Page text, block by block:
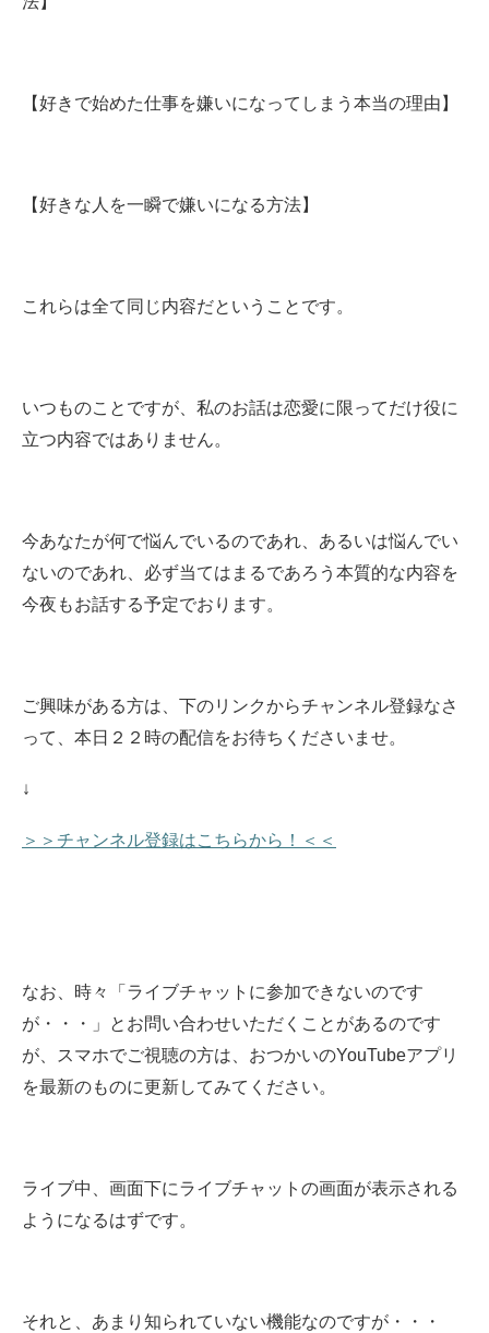
【好きで始めた仕事を嫌いになってしまう本当の理由】
【好きな人を一瞬で嫌いになる方法】
これらは全て同じ内容だということです。
いつものことですが、私のお話は恋愛に限ってだけ役に
立つ内容ではありません。
今あなたが何で悩んでいるのであれ、あるいは悩んでい
ないのであれ、必ず当てはまるであろう本質的な内容を
今夜もお話する予定でおります。
ご興味がある方は、下のリンクからチャンネル登録なさ
って、本日２２時の配信をお待ちくださいませ。
↓
＞＞チャンネル登録はこちらから！＜＜
なお、時々「ライブチャットに参加できないのです
が・・・」とお問い合わせいただくことがあるのです
が、スマホでご視聴の方は、おつかいのYouTubeアプリ
を最新のものに更新してみてください。
ライブ中、画面下にライブチャットの画面が表示される
ようになるはずです。
それと、あまり知られていない機能なのですが・・・